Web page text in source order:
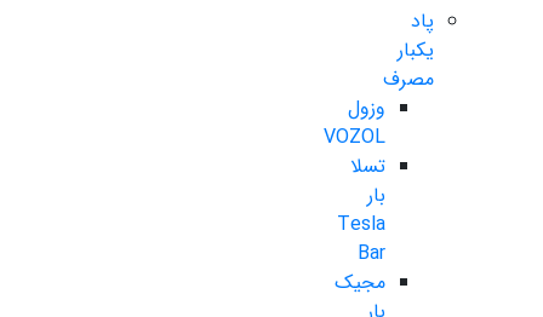
پاد
یکبار
مصرف
وزول
VOZOL
تسلا
بار
Tesla
Bar
مجیک